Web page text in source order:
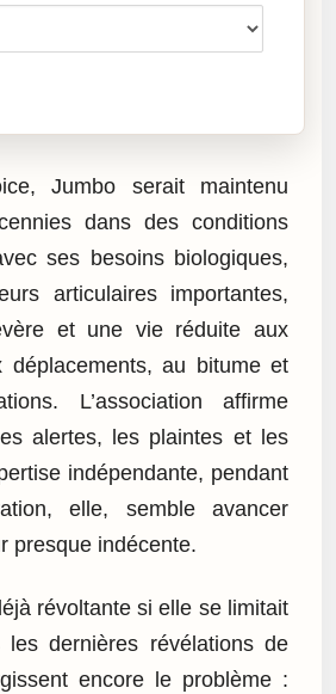
Jumbo serait maintenu
dans des conditions
ses besoins biologiques,
articulaires importantes,
et une vie réduite aux
déplacements, au bitume et
L’association affirme
alertes, les plaintes et les
indépendante, pendant
elle, semble avancer
presque indécente.
révoltante si elle se limitait
dernières révélations de
encore le problème :